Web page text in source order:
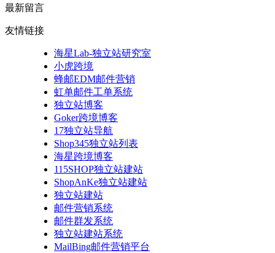
最新留言
友情链接
海星Lab-独立站研究室
小虎跨境
蜂邮EDM邮件营销
虹单邮件工单系统
独立站博客
Goker跨境博客
17独立站导航
Shop345独立站列表
海星跨境博客
115SHOP独立站建站
ShopAnKe独立站建站
独立站建站
邮件营销系统
邮件群发系统
独立站建站系统
MailBing邮件营销平台